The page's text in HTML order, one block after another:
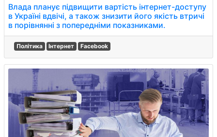
Влада планує підвищити вартість інтернет-доступу
в Україні вдвічі, а також знизити його якість втричі
в порівнянні з попередніми показниками.
Політика Інтернет Facebook